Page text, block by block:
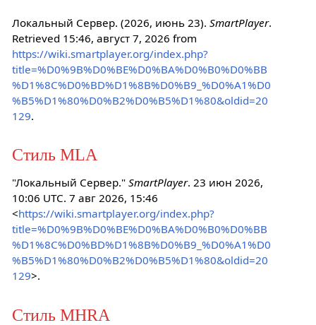
Локальный Сервер. (2026, июнь 23). SmartPlayer.
Retrieved 15:46, август 7, 2026 from
https://wiki.smartplayer.org/index.php?
title=%D0%9B%D0%BE%D0%BA%D0%B0%D0%BB
%D1%8C%D0%BD%D1%8B%D0%B9_%D0%A1%D0
%B5%D1%80%D0%B2%D0%B5%D1%80&oldid=20
129.
Стиль MLA
"Локальный Сервер." SmartPlayer. 23 июн 2026,
10:06 UTC. 7 авг 2026, 15:46
<https://wiki.smartplayer.org/index.php?
title=%D0%9B%D0%BE%D0%BA%D0%B0%D0%BB
%D1%8C%D0%BD%D1%8B%D0%B9_%D0%A1%D0
%B5%D1%80%D0%B2%D0%B5%D1%80&oldid=20
129>.
Стиль MHRA